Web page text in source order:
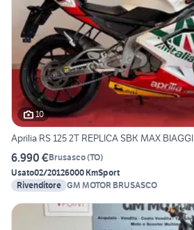
10
Aprilia RS 125 2T REPLICA SBK MAX BIAGGI
6.990 €Brusasco(TO)
Usato02/20126000 KmSport
Rivenditore GM MOTOR BRUSASCO